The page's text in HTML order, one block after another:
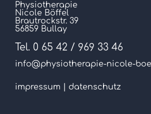
Physiotherapie
Nicole Böffel
Brautrockstr. 39
56859 Bullay
Tel. 0 65 42 / 969 33 46
info@physiotherapie-nicole-
impressum datenschutz